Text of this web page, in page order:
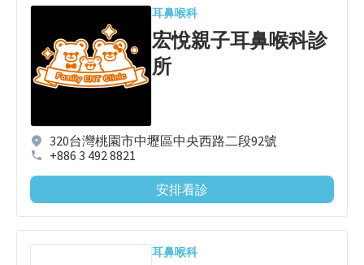
耳鼻喉科
宏悅親子耳鼻喉科診
所
320台灣桃園市中壢區中央西路二段92號
+886 3 492 8821
安排看診
耳鼻喉科